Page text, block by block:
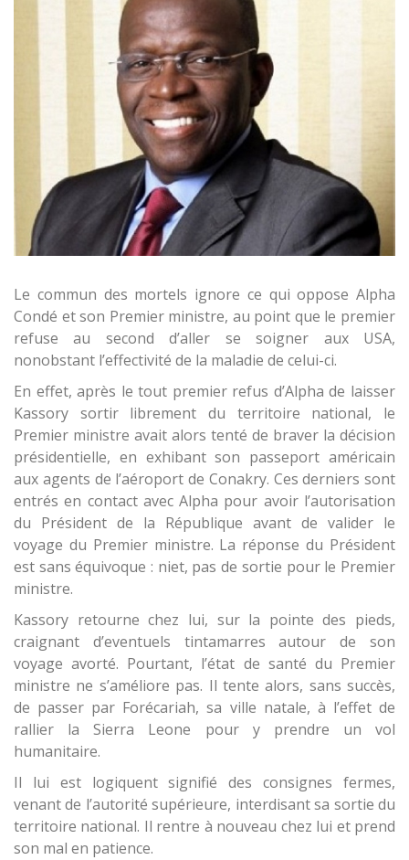
Le commun des mortels ignore ce qui oppose Alpha
Condé et son Premier ministre, au point que le premier
refuse au second d’aller se soigner aux USA,
nonobstant l’effectivité de la maladie de celui-ci.
En effet, après le tout premier refus d’Alpha de laisser
Kassory sortir librement du territoire national, le
Premier ministre avait alors tenté de braver la décision
présidentielle, en exhibant son passeport américain
aux agents de l’aéroport de Conakry. Ces derniers sont
entrés en contact avec Alpha pour avoir l’autorisation
du Président de la République avant de valider le
voyage du Premier ministre. La réponse du Président
est sans équivoque : niet, pas de sortie pour le Premier
ministre.
Kassory retourne chez lui, sur la pointe des pieds,
craignant d’eventuels tintamarres autour de son
voyage avorté. Pourtant, l’état de santé du Premier
ministre ne s’améliore pas. Il tente alors, sans succès,
de passer par Forécariah, sa ville natale, à l’effet de
rallier la Sierra Leone pour y prendre un vol
humanitaire.
Il lui est logiquent signifié des consignes fermes,
venant de l’autorité supérieure, interdisant sa sortie du
territoire national. Il rentre à nouveau chez lui et prend
son mal en patience.